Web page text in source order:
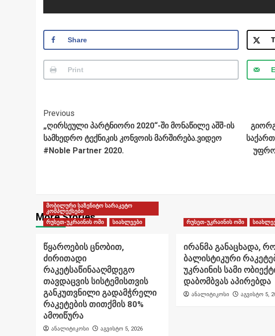
Share
Print
Post
Navigation
Previous
„ღირსეული პარტნიორი 2020“-ში მონაწილე აშშ-ის
სამხედრო ტექნიკის კონვოის მარშირება.ვიდეო
#Noble Partner 2020.
More Stories
მობილური საზენიტო სარაკეტო
კომპლექსები
რუსეთ-უკრაინის ომი
სიახლეები
წყაროების ცნობით,
ძირითადი
რაკეტსაწინააღმდეგო
თავდაცვის სისტემისთვის
განკუთვნილი გადამჭრელი
რაკეტების თითქმის 80%
ამოიწურა
ანალიტიკოსი აგვისტო 5, 2026
რუსეთ-უკრაინის ომი
ირანმა განაცხადა,
ბალისტიკური
უკრაინის სამი
დაბომბვას აპირებდა
ანალიტიკოსი აგვისტო 5,